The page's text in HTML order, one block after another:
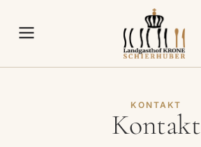
KONTAKT
Kontakt